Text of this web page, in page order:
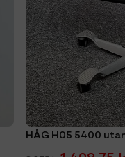
HÅG H05 5400